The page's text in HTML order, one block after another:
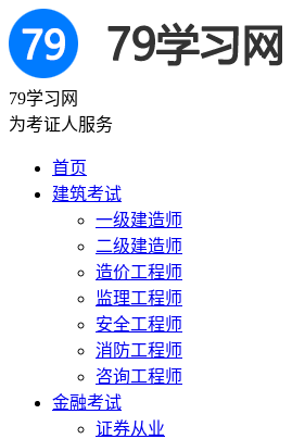
79学习网
为考证人服务
首页
建筑考试
一级建造师
二级建造师
造价工程师
监理工程师
安全工程师
消防工程师
咨询工程师
金融考试
证券从业